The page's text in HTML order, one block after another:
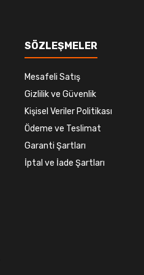
SÖZLEŞMELER
Mesafeli Satış
Gizlilik ve Güvenlik
Kişisel Veriler Politikası
Ödeme ve Teslimat
Garanti Şartları
İptal ve İade Şartları